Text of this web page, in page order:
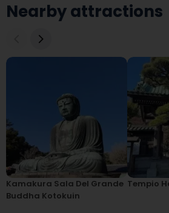
Nearby attractions
Kamakura Sala Del Grande
Buddha Kotokuin
Tempio